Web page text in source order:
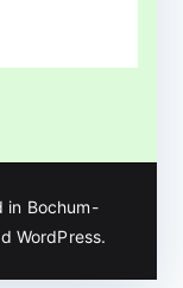
in Bochum-
WordPress.